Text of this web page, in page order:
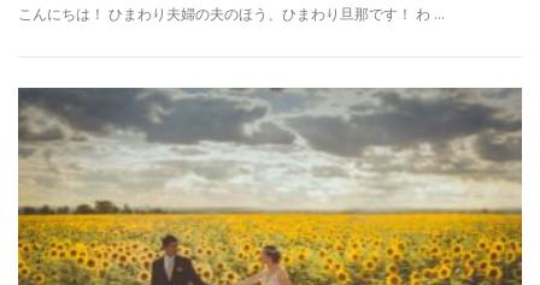
こんにちは！ ひまわり夫婦の夫のほう、ひまわり旦那です！ わ …